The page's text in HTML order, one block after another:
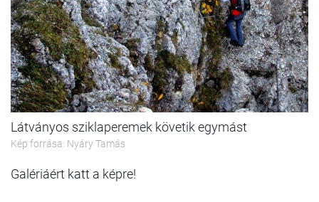
Látványos sziklaperemek követik egymást
Kép forrása: Nyáry Tamás
Galériáért katt a képre!